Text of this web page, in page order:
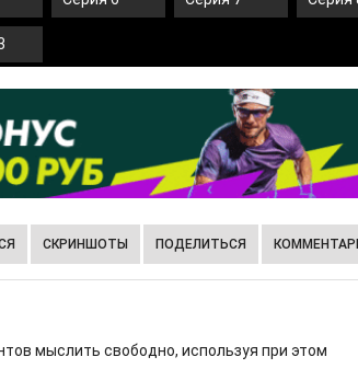
СКРИНШОТЫ ПОДЕЛИТЬСЯ
мыслить свободно, используя при этом